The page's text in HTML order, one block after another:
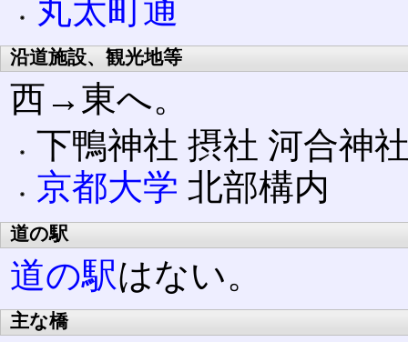
丸太町通
沿道施設、観光地等
西→東へ。
下鴨神社 摂社 河合神
京都大学 北部構内
道の駅
道の駅はない。
主な橋